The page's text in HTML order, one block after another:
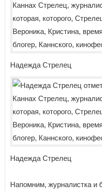
Надежда Стрелец
Надежда Стрелец
Напомним, журналистка и